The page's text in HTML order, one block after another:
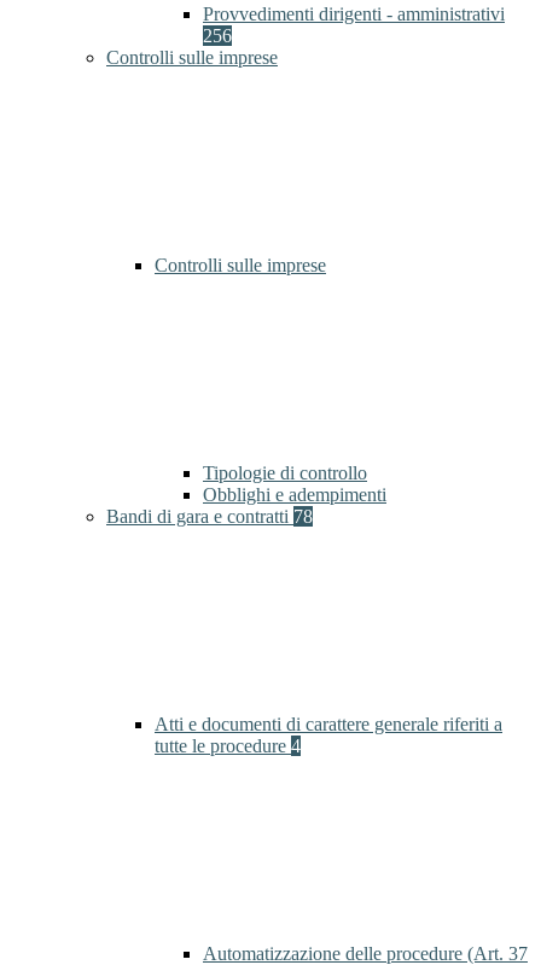
Provvedimenti dirigenti - amministrativi
256
Controlli sulle imprese
Controlli sulle imprese
Tipologie di controllo
Obblighi e adempimenti
Bandi di gara e contratti 78
Atti e documenti di carattere generale riferiti a
tutte le procedure 4
Automatizzazione delle procedure (Art. 37